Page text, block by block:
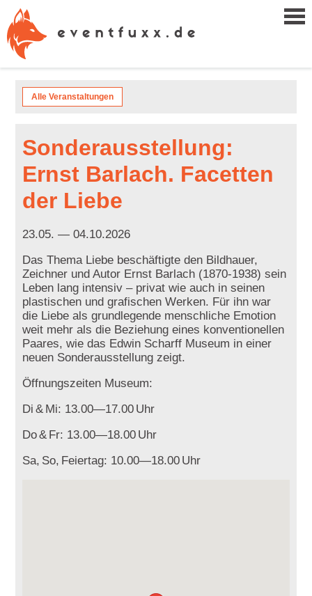
Alle Veranstaltungen
Sonderausstellung:
Ernst Barlach. Facetten
der Liebe
23.05. — 04.10.2026
Das Thema Liebe beschäftigte den Bildhauer,
Zeichner und Autor Ernst Barlach (1870-1938) sein
Leben lang intensiv – privat wie auch in seinen
plastischen und grafischen Werken. Für ihn war
die Liebe als grundlegende menschliche Emotion
weit mehr als die Beziehung eines konventionellen
Paares, wie das Edwin Scharff Museum in einer
neuen Sonderausstellung zeigt.
Öffnungszeiten Museum:
Di & Mi: 13.00—17.00 Uhr
Do& Fr: 13.00—18.00 Uhr
Sa, So, Feiertag: 10.00—18.00 Uhr